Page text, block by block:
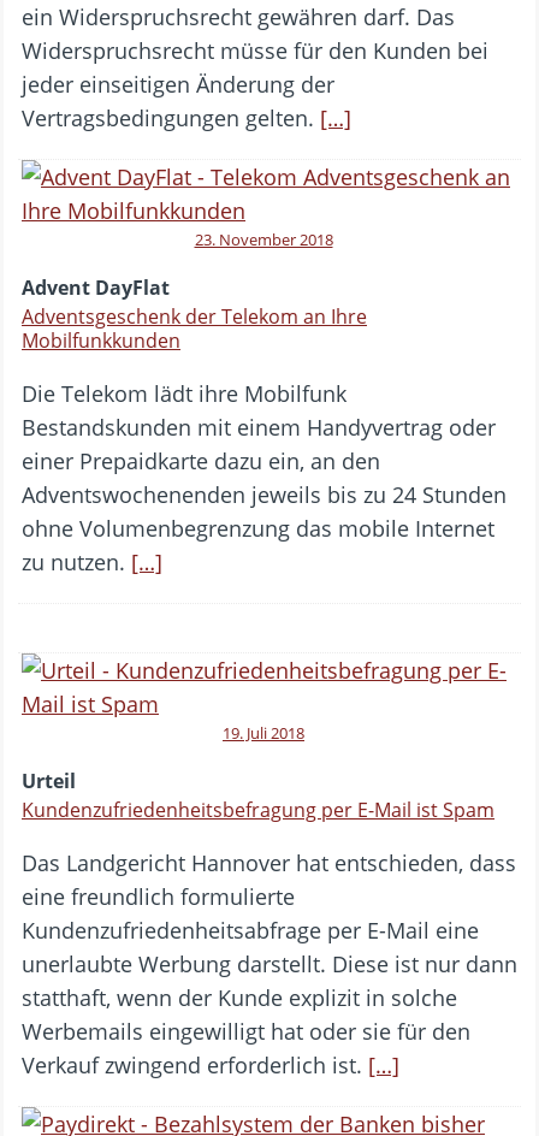
ein Widerspruchsrecht gewähren darf. Das
Widerspruchsrecht müsse für den Kunden bei
jeder einseitigen Änderung der
Vertragsbedingungen gelten. […]
23. November 2018
Advent DayFlat
Adventsgeschenk der Telekom an Ihre
Mobilfunkkunden
Die Telekom lädt ihre Mobilfunk
Bestandskunden mit einem Handyvertrag oder
einer Prepaidkarte dazu ein, an den
Adventswochenenden jeweils bis zu 24 Stunden
ohne Volumenbegrenzung das mobile Internet
zu nutzen. […]
19. Juli 2018
Urteil
Kundenzufriedenheitsbefragung per E-Mail ist Spam
Das Landgericht Hannover hat entschieden, dass
eine freundlich formulierte
Kundenzufriedenheitsabfrage per E-Mail eine
unerlaubte Werbung darstellt. Diese ist nur dann
statthaft, wenn der Kunde explizit in solche
Werbemails eingewilligt hat oder sie für den
Verkauf zwingend erforderlich ist. […]